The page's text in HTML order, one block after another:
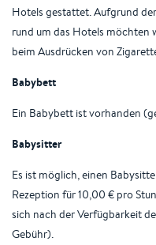
Hotels gestattet. Aufgrund
rund um das Hotels möchten
beim Ausdrücken von
Babybett
Ein Babybett ist vorhanden
Babysitter
Es ist möglich, einen
Rezeption für 10,00 € pro
sich nach der Verfügbarkeit
Gebühr).